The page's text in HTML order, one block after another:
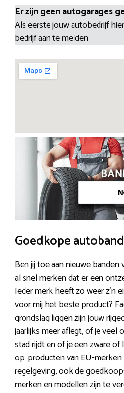
Er zijn geen autogarages
Als eerste jouw autobedrijf
bedrijf aan te melden
Goedkope
Ben jij toe aan nieuwe
al snel merken dat er een
Ieder merk heeft zo weer z’n
voor mij het beste product?
grondslag liggen zijn jouw
jaarlijks meer aflegt, of je veel
stad rijdt en of je een zware
op: producten van EU-
regelgeving, ook de
merken en modellen zijn te